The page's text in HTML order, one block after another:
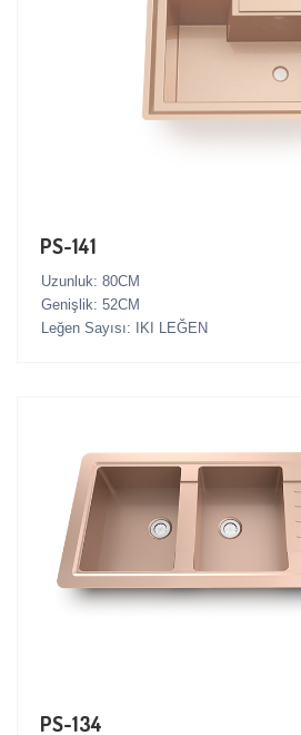
PS-141
Uzunluk: 80CM
Genişlik: 52CM
Leğen Sayısı: IKI LEĞEN
PS-134